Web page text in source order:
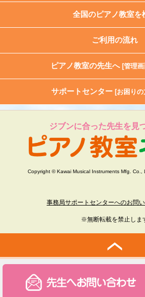
全国のピアノ教室を
ご利用の流れ
ピアノ教室の先生へ [管理
サポートセンター [お困り
ジブンに合った先生を見
Copyright © Kawai Musical Instruments Mfg. Co.,
事務局サポートセンターへのお問
※無断転載を禁止しま